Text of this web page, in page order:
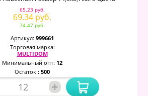
65.23 руб.
69.34 руб.
74.47 руб.
Артикул: 999661
Торговая марка:
MULTIDOM
Минимальный опт: 12
Остаток : 500
+